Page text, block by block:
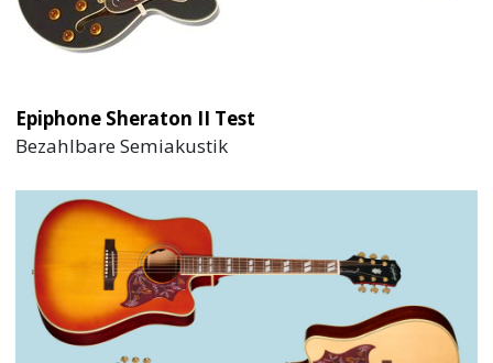
Epiphone Sheraton II Test
Bezahlbare Semiakustik